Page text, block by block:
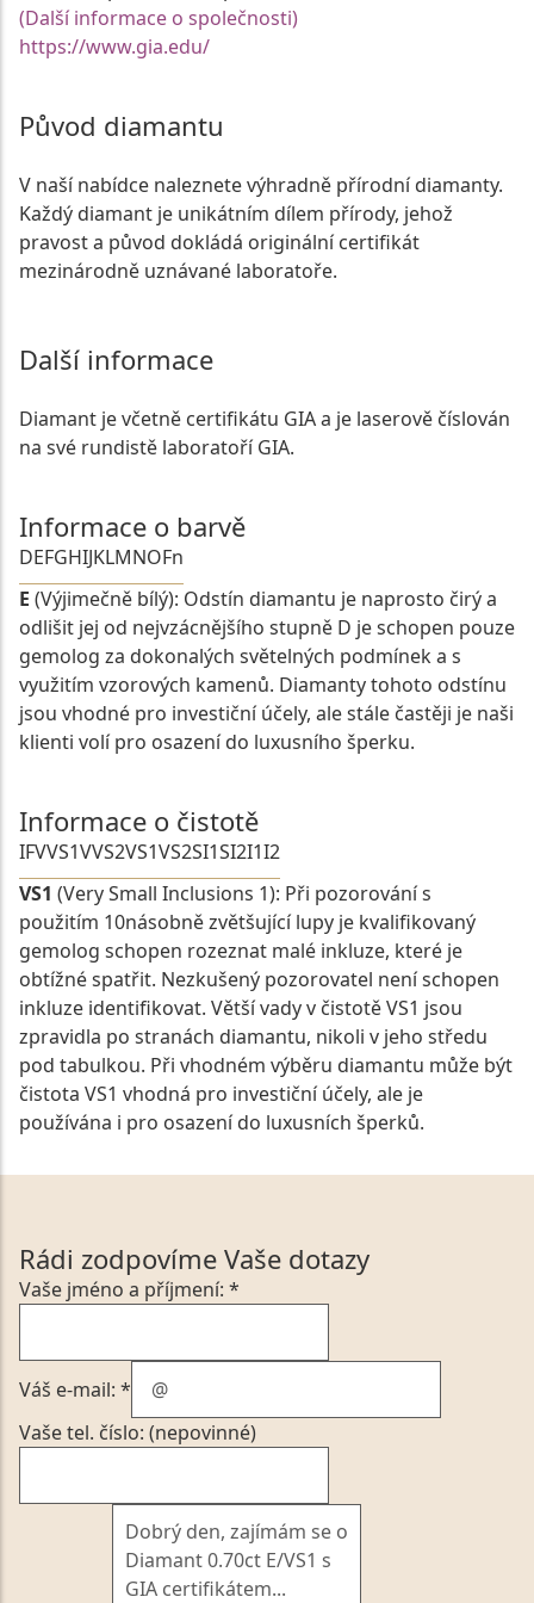
(Další informace o společnosti)
https://www.gia.edu/
Původ diamantu
V naší nabídce naleznete výhradně přírodní diamanty.
Každý diamant je unikátním dílem přírody, jehož
pravost a původ dokládá originální certifikát
mezinárodně uznávané laboratoře.
Další informace
Diamant je včetně certifikátu GIA a je laserově číslován
na své rundistě laboratoří GIA.
Informace o barvě
DEFGHIJKLMNOFn
E (Výjimečně bílý): Odstín diamantu je naprosto čirý a
odlišit jej od nejvzácnějšího stupně D je schopen pouze
gemolog za dokonalých světelných podmínek a s
využitím vzorových kamenů. Diamanty tohoto odstínu
jsou vhodné pro investiční účely, ale stále častěji je naši
klienti volí pro osazení do luxusního šperku.
Informace o čistotě
IFVVS1VVS2VS1VS2SI1SI2I1I2
VS1 (Very Small Inclusions 1): Při pozorování s
použitím 10násobně zvětšující lupy je kvalifikovaný
gemolog schopen rozeznat malé inkluze, které je
obtížné spatřit. Nezkušený pozorovatel není schopen
inkluze identifikovat. Větší vady v čistotě VS1 jsou
zpravidla po stranách diamantu, nikoli v jeho středu
pod tabulkou. Při vhodném výběru diamantu může být
čistota VS1 vhodná pro investiční účely, ale je
používána i pro osazení do luxusních šperků.
Rádi zodpovíme Vaše dotazy
Vaše jméno a příjmení: *
Váš e-mail: *
Vaše tel. číslo: (nepovinné)